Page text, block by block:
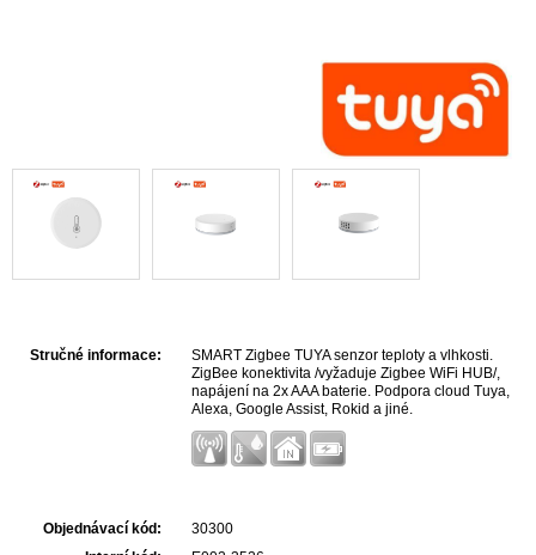
Stručné informace:
SMART Zigbee TUYA senzor teploty a vlhkosti.
ZigBee konektivita /vyžaduje Zigbee WiFi HUB/,
napájení na 2x AAA baterie. Podpora cloud Tuya,
Alexa, Google Assist, Rokid a jiné.
Objednávací kód:
30300